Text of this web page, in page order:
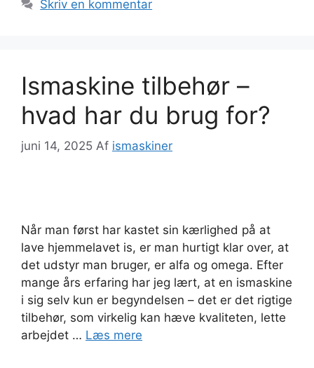
Skriv en kommentar
Ismaskine tilbehør –
hvad har du brug for?
juni 14, 2025 Af ismaskiner
Når man først har kastet sin kærlighed på at
lave hjemmelavet is, er man hurtigt klar over, at
det udstyr man bruger, er alfa og omega. Efter
mange års erfaring har jeg lært, at en ismaskine
i sig selv kun er begyndelsen – det er det rigtige
tilbehør, som virkelig kan hæve kvaliteten, lette
arbejdet … Læs mere